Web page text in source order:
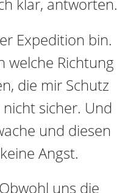
klar, antworten.
Expedition bin.
welche Richtung
die mir Schutz
sicher. Und
und diesen
Angst.
uns die